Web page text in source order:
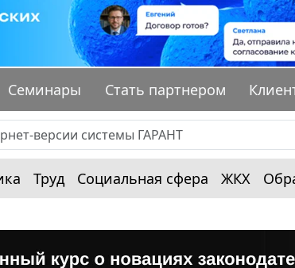
Семинары Стать партнером
Труд Социальная сфера ЖКХ